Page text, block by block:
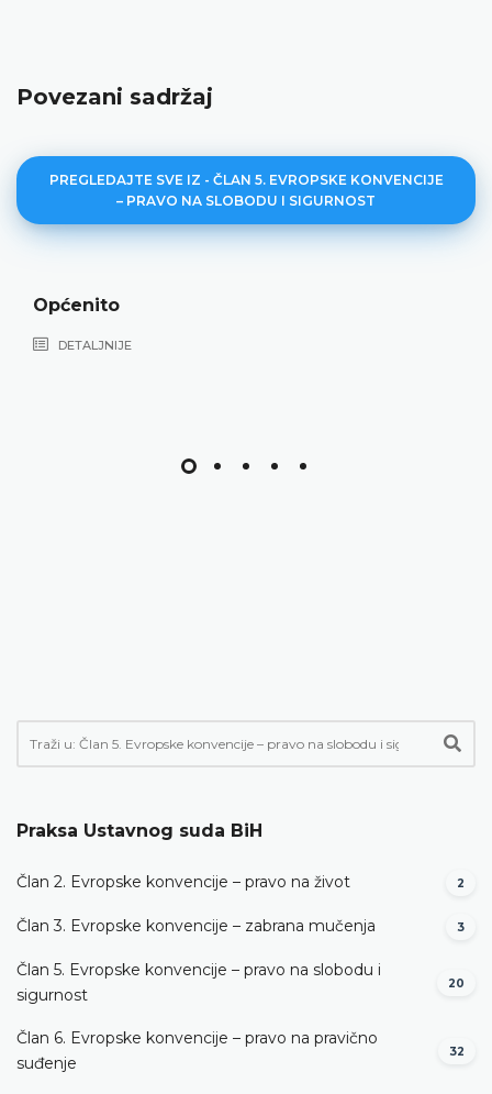
Povezani sadržaj
PREGLEDAJTE SVE IZ - ČLAN 5. EVROPSKE KONVENCIJE
– PRAVO NA SLOBODU I SIGURNOST
Općenito
DETALJNIJE
Praksa Ustavnog suda BiH
Član 2. Evropske konvencije – pravo na život 2
Član 3. Evropske konvencije – zabrana mučenja 3
Član 5. Evropske konvencije – pravo na slobodu i
sigurnost
20
Član 6. Evropske konvencije – pravo na pravično
suđenje
32